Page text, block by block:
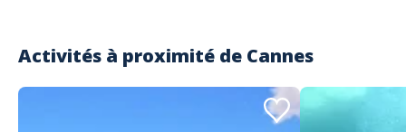
Lire les avis clients
Activités à proximité de Cannes